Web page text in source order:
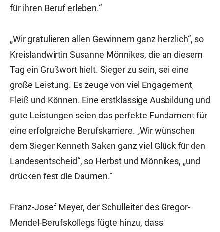
für ihren Beruf erleben.“
„Wir gratulieren allen Gewinnern ganz herzlich“, so
Kreislandwirtin Susanne Mönnikes, die an diesem
Tag ein Grußwort hielt. Sieger zu sein, sei eine
große Leistung. Es zeuge von viel Engagement,
Fleiß und Können. Eine erstklassige Ausbildung und
gute Leistungen seien das perfekte Fundament für
eine erfolgreiche Berufskarriere. „Wir wünschen
dem Sieger Kenneth Saken ganz viel Glück für den
Landesentscheid“, so Herbst und Mönnikes, „und
drücken fest die Daumen.“
Franz-Josef Meyer, der Schulleiter des Gregor-
Mendel-Berufskollegs fügte hinzu, dass